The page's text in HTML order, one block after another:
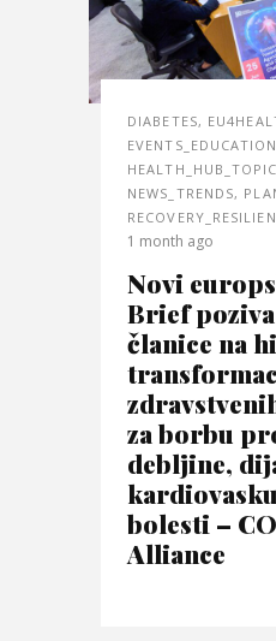
DIABETES,
EVENTS_EDUCATION
NEWS_TRENDS,
1 month ago
Novi
Brief
članice na
za borbu
debljine,
bolesti –
Alliance